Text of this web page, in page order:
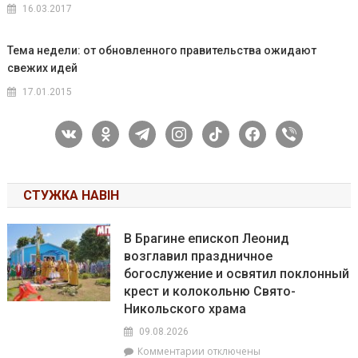
16.03.2017
Тема недели: от обновленного правительства ожидают
свежих идей
17.01.2015
vkontakteodnoklassniki
telegraminstagram
tiktok facebook
viber
СТУЖКА НАВІН
В Брагине епископ Леонид
возглавил праздничное
богослужение и освятил поклонный
крест и колокольню Свято-
Никольского храма
09.08.2026
Комментарии котключены